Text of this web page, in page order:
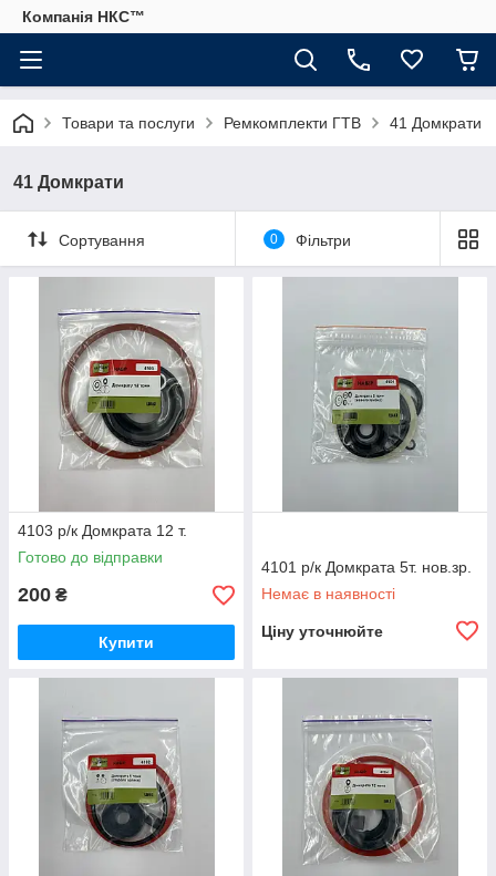
Компанія НКС™
Товари та послуги Ремкомплекти ГТВ 41 Домкрати
41 Домкрати
Сортування 0 Фільтри
4103 р/к Домкрата 12 т.
Готово до відправки
200 ₴
Купити
4101 р/к Домкрата 5т. нов.зр.
Немає в наявності
Ціну уточнюйте